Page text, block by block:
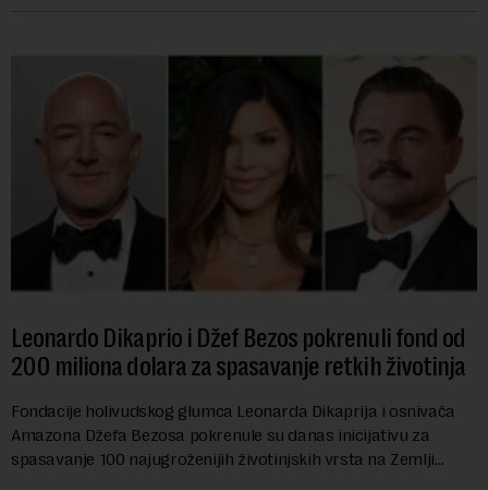
Leonardo Dikaprio i Džef Bezos pokrenuli fond od
200 miliona dolara za spasavanje retkih životinja
Fondacije holivudskog glumca Leonarda Dikaprija i osnivača
Amazona Džefa Bezosa pokrenule su danas inicijativu za
spasavanje 100 najugroženijih životinjskih vrsta na Zemlji